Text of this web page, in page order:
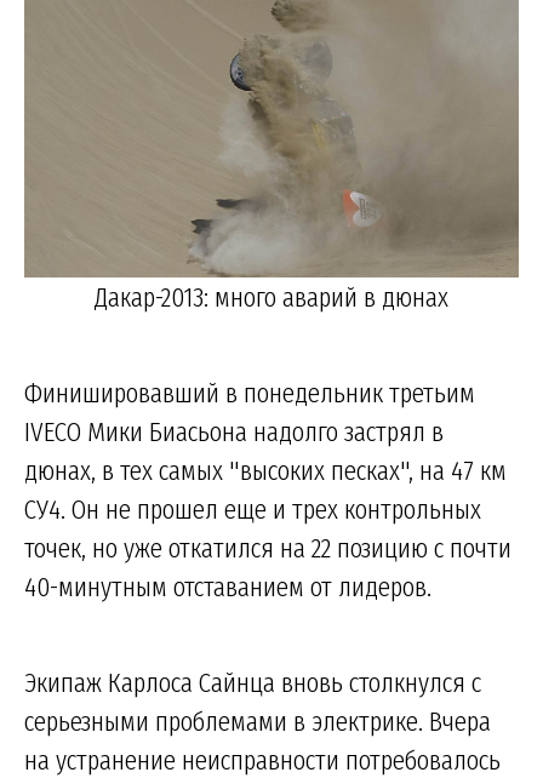
Дакар-2013: много аварий в дюнах
Финишировавший в понедельник третьим
IVECO Мики Биасьона надолго застрял в
дюнах, в тех самых "высоких песках", на 47 км
СУ4. Он не прошел еще и трех контрольных
точек, но уже откатился на 22 позицию с почти
40-минутным отставанием от лидеров.
Экипаж Карлоса Сайнца вновь столкнулся с
серьезными проблемами в электрике. Вчера
на устранение неисправности потребовалось